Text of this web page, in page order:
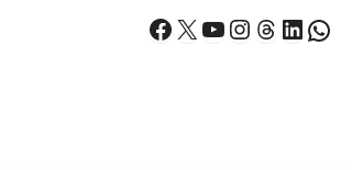
Facebook
X YouTube
Instagram
Threads